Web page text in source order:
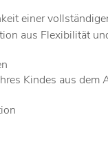
einer
aus Flexibilität
Kindes aus dem